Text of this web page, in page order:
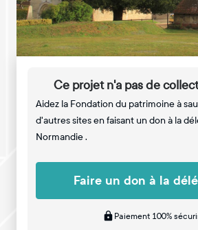
Ce projet n'a pas de
Aidez la Fondation du patrimoine à
d'autres sites en faisant un don à la
Normandie .
Faire un don à la
Paiement 100%